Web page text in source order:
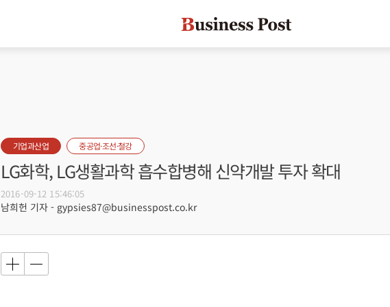
기업과산업 중공업·조선·철강
LG화학, LG생활과학 흡수합병해 신약개발 투자 확대
2016-09-12 15:46:05
남희헌 기자 - gypsies87@businesspost.co.kr